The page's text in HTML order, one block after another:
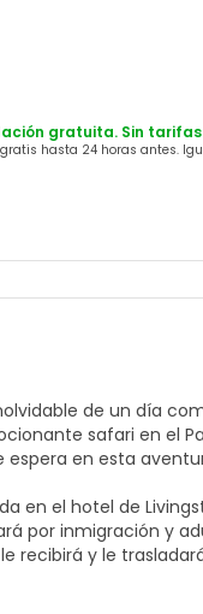
gratuita. Sin tarifas
hasta 24 horas antes.
de un día
safari en el
espera en esta
en el hotel de
local le recibirá y le